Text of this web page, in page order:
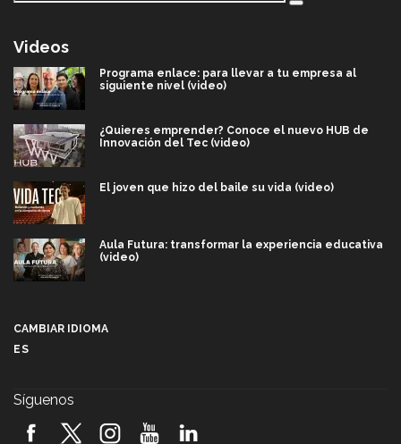
Videos
Programa enlace: para llevar a tu empresa al
siguiente nivel (video)
¿Quieres emprender? Conoce el nuevo HUB de
Innovación del Tec (video)
El joven que hizo del baile su vida (video)
Aula Futura: transformar la experiencia educativa
(video)
2026! (video)
CAMBIAR IDIOMA
ES
Síguenos